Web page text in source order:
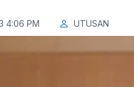
4:06 PM UTUSAN